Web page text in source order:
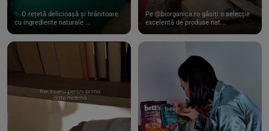
✨ O rețetă delicioasă și hrănitoare
cu ingrediente naturale ...
Pe @biorganica.ro găsiți o selecție
excelentă de produse nat...